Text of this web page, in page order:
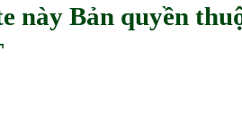
này Bản quyền